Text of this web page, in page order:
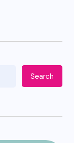
Search